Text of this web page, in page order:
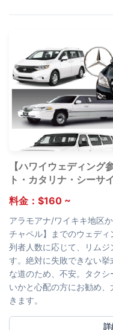
【ハワイウェディン
ト・カタリナ・シー
料金：$160 ~
アラモアナ/ワイキキ地区
チャペル】までのウェデ
列者人数に応じて、リム
す。絶対に失敗できない
な道のため、不安。タク
いかと心配の方にお勧め
きます。
詳